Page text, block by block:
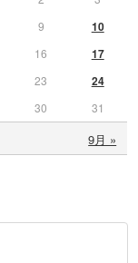
9月 »
9 10
16 17
23 24
30 31